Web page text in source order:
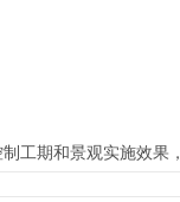
工期和景观实施效果